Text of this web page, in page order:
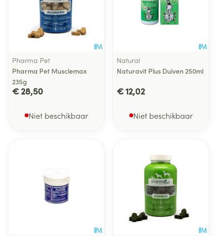
Pharma Pet
Pharma Pet Musclemax
235g
€ 28,50
Niet beschikbaar
Natural
Naturavit Plus Duiven 250ml
€ 12,02
Niet beschikbaar